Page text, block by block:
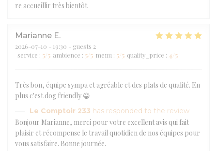
re accueillir très bientôt.
Marianne E
2026-07-10 - 19:30 - guests 2
service : 5/5 ambience : 5/5 menu : 5/5 quality_price : 4/5
Très bon, équipe sympa et agréable et des plats de qualité. En
plus c'est dog friendly 😁
Le Comptoir 233 has responded to the review
Bonjour Marianne, merci pour votre excellent avis qui fait
plaisir et récompense le travail quotidien de nos équipes pour
vous satisfaire. Bonne journée.